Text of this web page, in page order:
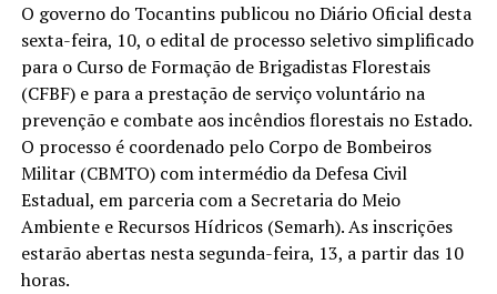
O governo do Tocantins publicou no Diário Oficial desta
sexta-feira, 10, o edital de processo seletivo simplificado
para o Curso de Formação de Brigadistas Florestais
(CFBF) e para a prestação de serviço voluntário na
prevenção e combate aos incêndios florestais no Estado.
O processo é coordenado pelo Corpo de Bombeiros
Militar (CBMTO) com intermédio da Defesa Civil
Estadual, em parceria com a Secretaria do Meio
Ambiente e Recursos Hídricos (Semarh). As inscrições
estarão abertas nesta segunda-feira, 13, a partir das 10
horas.